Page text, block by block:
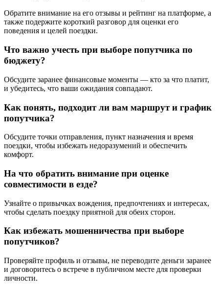
Обратите внимание на его отзывы и рейтинг на платформе, а
также подержите короткий разговор для оценки его
поведения и целей поездки.
Что важно учесть при выборе попутчика по
бюджету?
Обсудите заранее финансовые моменты — кто за что платит,
и убедитесь, что ваши ожидания совпадают.
Как понять, подходит ли вам маршрут и график
попутчика?
Обсудите точки отправления, пункт назначения и время
поездки, чтобы избежать недоразумений и обеспечить
комфорт.
На что обратить внимание при оценке
совместимости в езде?
Узнайте о привычках вождения, предпочтениях и интересах,
чтобы сделать поездку приятной для обеих сторон.
Как избежать мошенничества при выборе
попутчиков?
Проверяйте профиль и отзывы, не переводите деньги заранее
и договоритесь о встрече в публичном месте для проверки
личности.